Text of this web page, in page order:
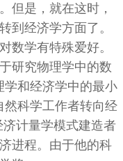
但是，就在这时，
到经济学方面了。
数学有特殊爱好。
研究物理学中的数
学和经济学中的最小
然科学工作者转向经
计量学模式建造者
进程。由于他的科